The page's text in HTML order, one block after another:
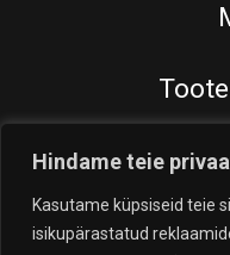
Hindame teie
Kasutame küpsiseid teie
isikupärastatud
Products